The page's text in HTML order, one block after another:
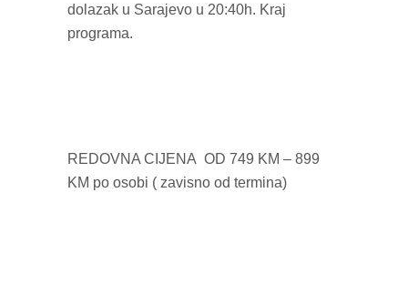
dolazak u Sarajevo u 20:40h. Kraj
programa.
REDOVNA CIJENA OD 749 KM – 899
KM po osobi ( zavisno od termina)